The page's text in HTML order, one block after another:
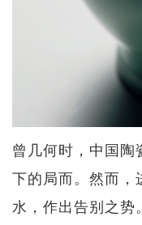
曾几何时，中国陶
下的局而。然而，
水，作出告别之势